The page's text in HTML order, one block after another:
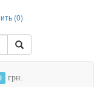
(0)
грн.